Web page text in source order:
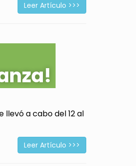
Leer Artículo >>>
llevó a cabo del 12 al
Leer Artículo >>>